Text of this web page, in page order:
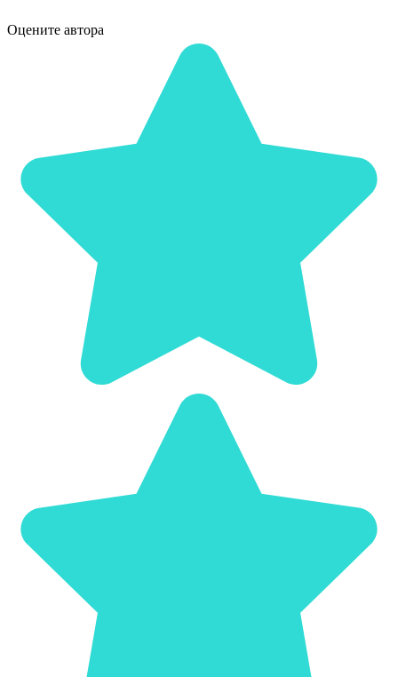
Оцените автора